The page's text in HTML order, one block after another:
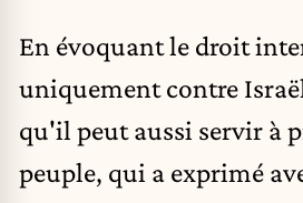
En évoquant le droit
uniquement contre
qu'il peut aussi servir à
peuple, qui a exprimé